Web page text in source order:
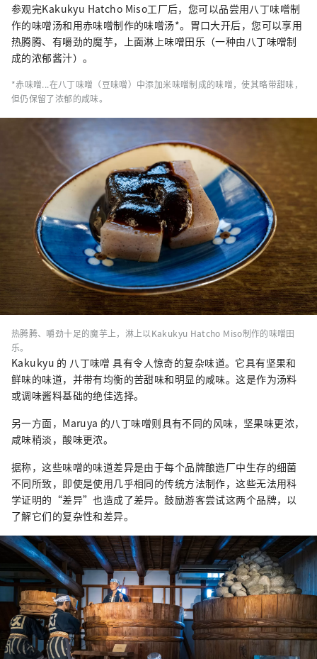
参观完Kakukyu Hatcho Miso工厂后，您可以品尝用八丁味噌制
作的味噌汤和用赤味噌制作的味噌汤*。胃口大开后，您可以享用
热腾腾、有嚼劲的魔芋，上面淋上味噌田乐（一种由八丁味噌制
成的浓郁酱汁）。
*赤味噌...在八丁味噌（豆味噌）中添加米味噌制成的味噌，使其略带甜味，
但仍保留了浓郁的咸味。
热腾腾、嚼劲十足的魔芋上，淋上以Kakukyu Hatcho Miso制作的味噌田
乐。
Kakukyu 的 八丁味噌 具有令人惊奇的复杂味道。它具有坚果和
鲜味的味道，并带有均衡的苦甜味和明显的咸味。这是作为汤料
或调味酱料基础的绝佳选择。
另一方面，Maruya 的八丁味噌则具有不同的风味，坚果味更浓，
咸味稍淡，酸味更浓。
据称，这些味噌的味道差异是由于每个品牌酿造厂中生存的细菌
不同所致，即使是使用几乎相同的传统方法制作，这些无法用科
学证明的“差异”也造成了差异。鼓励游客尝试这两个品牌，以
了解它们的复杂性和差异。